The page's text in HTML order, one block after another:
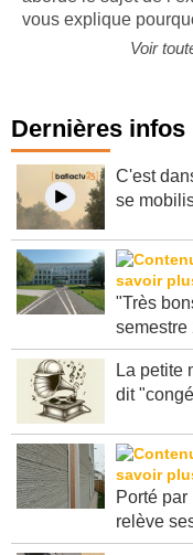
aborde le sujet de
Dernières infos
C'est
"Très
La petite
Porté par